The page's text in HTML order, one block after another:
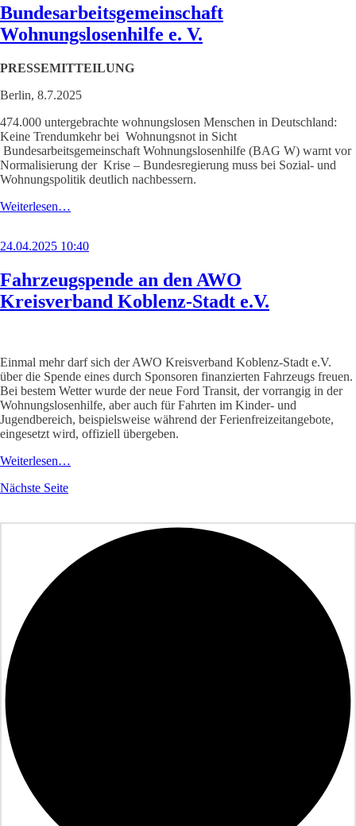
Bundesarbeitsgemeinschaft
Wohnungslosenhilfe e. V.
PRESSEMITTEILUNG
Berlin, 8.7.2025
474.000 untergebrachte wohnungslosen Menschen in Deutschland:
Keine Trendumkehr bei Wohnungsnot in Sicht
Bundesarbeitsgemeinschaft Wohnungslosenhilfe (BAG W) warnt vor
Normalisierung der Krise – Bundesregierung muss bei Sozial- und
Wohnungspolitik deutlich nachbessern.
Weiterlesen…
24.04.2025 10:40
Fahrzeugspende an den AWO
Kreisverband Koblenz-Stadt e.V.
Einmal mehr darf sich der AWO Kreisverband Koblenz-Stadt e.V.
über die Spende eines durch Sponsoren finanzierten Fahrzeugs freuen.
Bei bestem Wetter wurde der neue Ford Transit, der vorrangig in der
Wohnungslosenhilfe, aber auch für Fahrten im Kinder- und
Jugendbereich, beispielsweise während der Ferienfreizeitangebote,
eingesetzt wird, offiziell übergeben.
Weiterlesen…
Nächste Seite